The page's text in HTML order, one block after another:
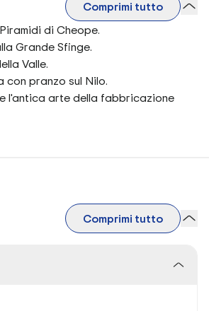
Comprimi tutto
di Cheope.
Grande Sfinge.
Valle.
con pranzo sul Nilo.
l'antica arte della fabbricazione
Comprimi tutto